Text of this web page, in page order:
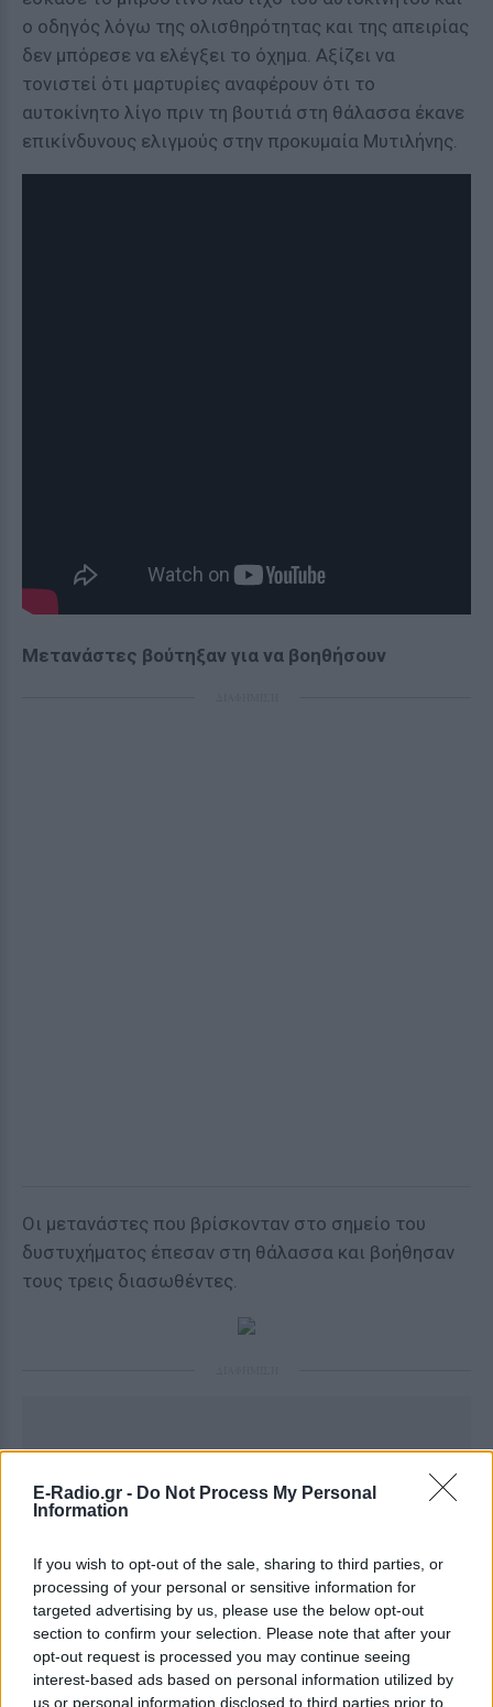
E-Radio.gr - Do Not Process My Personal
Information
If you wish to opt-out of the sale, sharing to third parties, or
processing of your personal or sensitive information for
targeted advertising by us, please use the below opt-out
section to confirm your selection. Please note that after your
opt-out request is processed you may continue seeing
interest-based ads based on personal information utilized by
us or personal information disclosed to third parties prior to
ο οδηγός λόγω της ολισθηρότητας και της απειρίας
δεν μπόρεσε να ελέγξει το όχημα. Αξίζει να
τονιστεί ότι μαρτυρίες αναφέρουν ότι το
αυτοκίνητο λίγο πριν τη βουτιά στη θάλασσα έκανε
επικίνδυνους ελιγμούς στην προκυμαία Μυτιλήνης.
Μετανάστες βούτηξαν για να βοηθήσουν
Οι μετανάστες που βρίσκονταν στο σημείο του
δυστυχήματος έπεσαν στη θάλασσα και βοήθησαν
τους τρεις διασωθέντες.